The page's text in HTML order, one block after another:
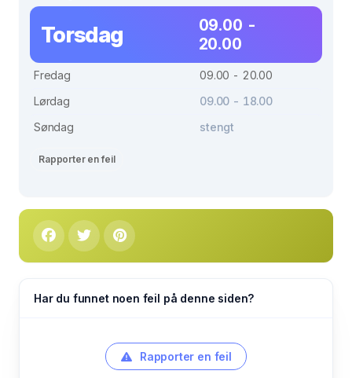
Torsdag
09.00 -
20.00
Fredag
09.00 - 20.00
Lørdag
09.00 - 18.00
Søndag
stengt
Rapporter en feil
Har du funnet noen feil på denne siden?
Rapporter en feil